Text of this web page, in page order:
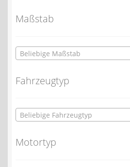
Maßstab
Beliebige Maßstab
Fahrzeugtyp
Beliebige Fahrzeugtyp
Motortyp